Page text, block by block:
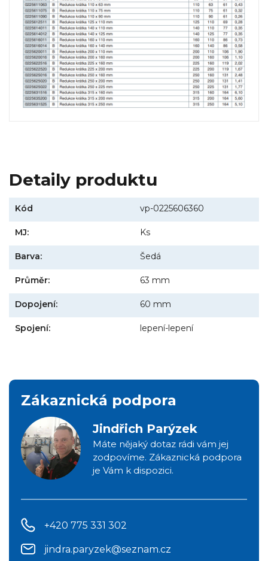
Detaily produktu
Kód vp-0225606360
MJ: Ks
Barva: Šedá
Průměr: 63 mm
Dopojení: 60 mm
Spojení: lepení-lepení
Zákaznická podpora
Jindřich Parýzek
Máte nějaký dotaz rádi vám jej
zodpovíme. Zákaznická podpora
je Vám k dispozici.
+420 775 331 302
jindra.paryzek@seznam.cz